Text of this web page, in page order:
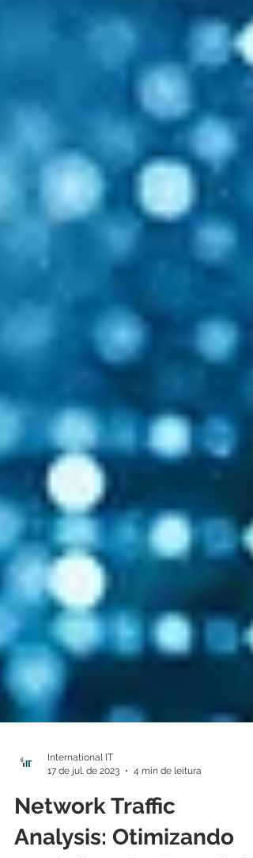
17 de jul. de 2023
4 min de leitura
Network Traffic